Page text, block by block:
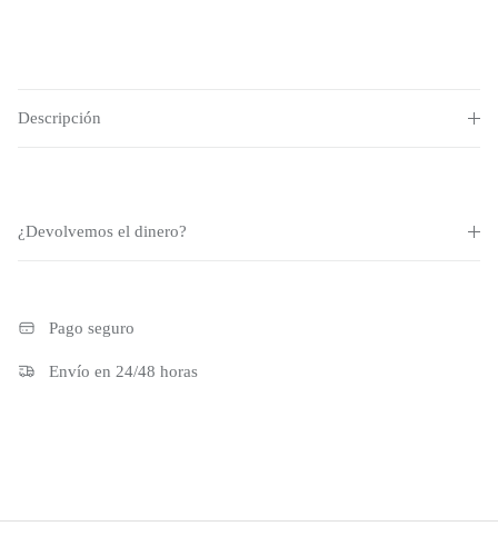
Descripción
¿Devolvemos el dinero?
Pago seguro
Envío en 24/48 horas